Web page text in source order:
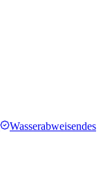
Wasserabweisendes